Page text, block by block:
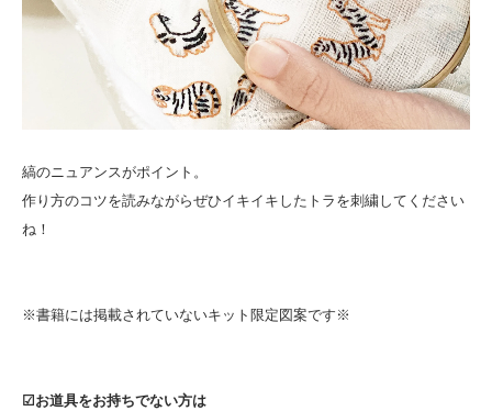
縞のニュアンスがポイント。
作り方のコツを読みながらぜひイキイキしたトラを刺繍してください
ね！
※書籍には掲載されていないキット限定図案です※
☑︎お道具をお持ちでない方は